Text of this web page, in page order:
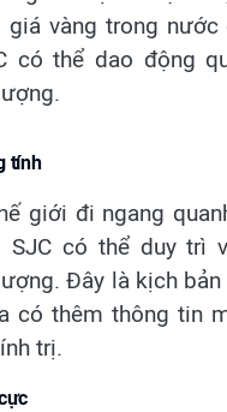
giá vàng trong
có thể dao động
tính
giới đi ngang
SJC có thể duy trì
Đây là kịch bản
có thêm thông tin
trị.